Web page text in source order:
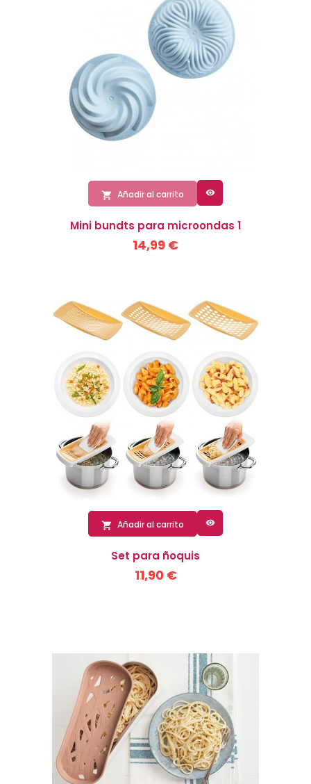
 Añadir al carrito 
Mini bundts para microondas 1
14,99 €
 Añadir al carrito 
Set para ñoquis
11,90 €